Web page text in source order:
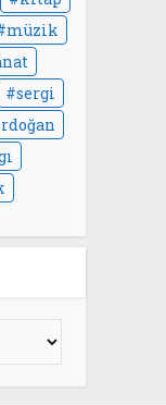
müzik
sergi